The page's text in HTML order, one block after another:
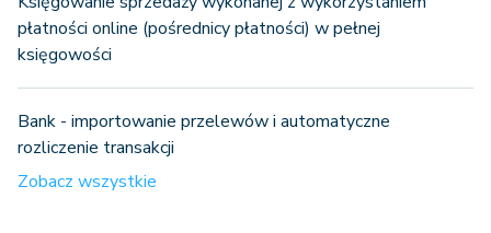
płatności online (pośrednicy płatności) w pełnej
księgowości
Bank - importowanie przelewów i automatyczne
rozliczenie transakcji
Zobacz wszystkie